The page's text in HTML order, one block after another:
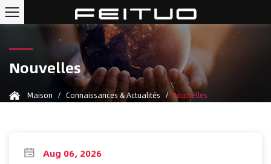
Nouvelles
Maison / Connaissances & Actualités / Nouvelles
Aug 06, 2026